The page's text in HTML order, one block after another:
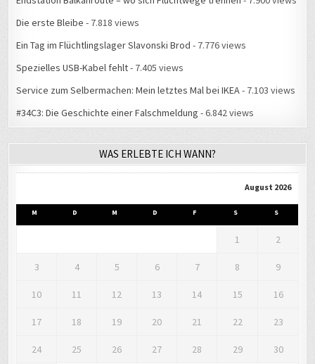
Die erste Bleibe - 7.818 views
Ein Tag im Flüchtlingslager Slavonski Brod - 7.776 views
Spezielles USB-Kabel fehlt- 7.405 views
Service zum Selbermachen: Mein letztes Mal bei IKEA- 7.103 views
#34C3: Die Geschichte einer Falschmeldung - 6.842 views
WAS ERLEBTE ICH WANN?
August 2026
M D M D F S S
1 2
3 4 5 6 7 8 9
10 11 12 13 14 15 16
17 18 19 20 21 22 23
24 25 26 27 28 29 30